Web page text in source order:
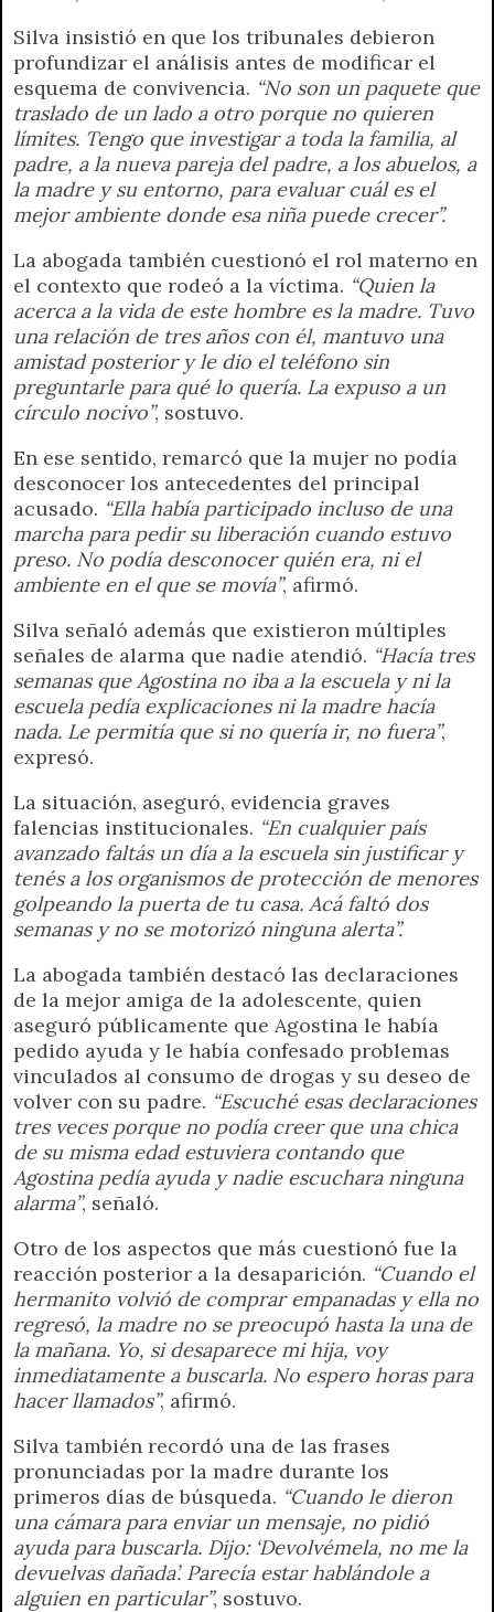
Silva insistió en que los tribunales debieron
profundizar el análisis antes de modificar el
esquema de convivencia. “No son un paquete que
traslado de un lado a otro porque no quieren
límites. Tengo que investigar a toda la familia, al
padre, a la nueva pareja del padre, a los abuelos, a
la madre y su entorno, para evaluar cuál es el
mejor ambiente donde esa niña puede crecer”.
La abogada también cuestionó el rol materno en
el contexto que rodeó a la víctima. “Quien la
acerca a la vida de este hombre es la madre. Tuvo
una relación de tres años con él, mantuvo una
amistad posterior y le dio el teléfono sin
preguntarle para qué lo quería. La expuso a un
círculo nocivo”, sostuvo.
En ese sentido, remarcó que la mujer no podía
desconocer los antecedentes del principal
acusado. “Ella había participado incluso de una
marcha para pedir su liberación cuando estuvo
preso. No podía desconocer quién era, ni el
ambiente en el que se movía”, afirmó.
Silva señaló además que existieron múltiples
señales de alarma que nadie atendió. “Hacía tres
semanas que Agostina no iba a la escuela y ni la
escuela pedía explicaciones ni la madre hacía
nada. Le permitía que si no quería ir, no fuera”,
expresó.
La situación, aseguró, evidencia graves
falencias institucionales. “En cualquier país
avanzado faltás un día a la escuela sin justificar y
tenés a los organismos de protección de menores
golpeando la puerta de tu casa. Acá faltó dos
semanas y no se motorizó ninguna alerta”.
La abogada también destacó las declaraciones
de la mejor amiga de la adolescente, quien
aseguró públicamente que Agostina le había
pedido ayuda y le había confesado problemas
vinculados al consumo de drogas y su deseo de
volver con su padre. “Escuché esas declaraciones
tres veces porque no podía creer que una chica
de su misma edad estuviera contando que
Agostina pedía ayuda y nadie escuchara ninguna
alarma”, señaló.
Otro de los aspectos que más cuestionó fue la
reacción posterior a la desaparición. “Cuando el
hermanito volvió de comprar empanadas y ella no
regresó, la madre no se preocupó hasta la una de
la mañana. Yo, si desaparece mi hija, voy
inmediatamente a buscarla. No espero horas para
hacer llamados”, afirmó.
Silva también recordó una de las frases
pronunciadas por la madre durante los
primeros días de búsqueda. “Cuando le dieron
una cámara para enviar un mensaje, no pidió
ayuda para buscarla. Dijo: ‘Devolvémela, no me la
devuelvas dañada’. Parecía estar hablándole a
alguien en particular”, sostuvo.